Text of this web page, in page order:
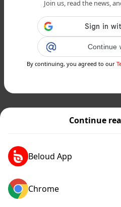
Continue
Beloud App
Chrome
Join us, read the news,
Continue
By continuing, you agreed to our